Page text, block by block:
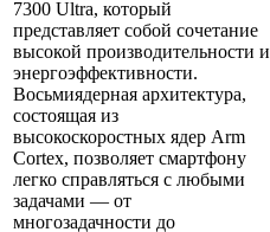
7300 Ultra, который
представляет собой сочетание
высокой производительности и
энергоэффективности.
Восьмиядерная архитектура,
состоящая из
высокоскоростных ядер Arm
Cortex, позволяет смартфону
легко справляться с любыми
задачами — от
многозадачности до